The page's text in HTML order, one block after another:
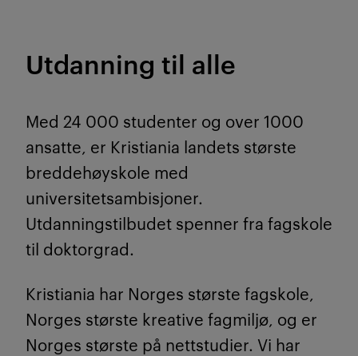
Utdanning til alle
Med 24 000 studenter og over 1000
ansatte, er Kristiania landets største
breddehøyskole med
universitetsambisjoner.
Utdanningstilbudet spenner fra fagskole
til doktorgrad.
Kristiania har Norges største fagskole,
Norges største kreative fagmiljø, og er
Norges største på nettstudier. Vi har